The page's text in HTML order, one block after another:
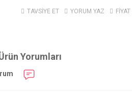
TAVSİYE ET YORUM YAZ
Yorumları